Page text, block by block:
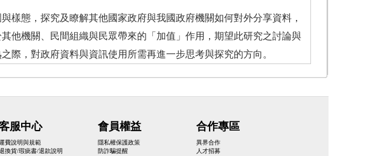
樣態，探究及瞭解其他國家政府與我國政府機關如何對外分享資料，
他機關、民間組織與民眾帶來的「加值」作用，期望此研究之討論與
際，對政府資料與資訊使用所需再進一步思考與探究的方向。
服中心
費說明與規範
換貨/瑕疵書/退款說明
會員權益
隱私權保護政策
防詐騙提醒
合作專區
異界合作
人才招募